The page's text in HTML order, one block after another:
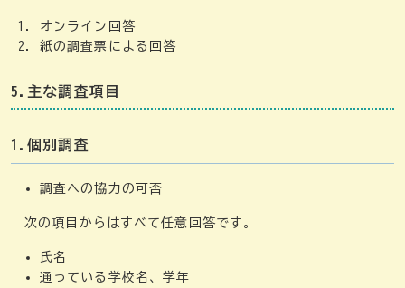
オンライン回答
紙の調査票による回答
5.主な調査項目
1.個別調査
調査への協力の可否
次の項目からはすべて任意回答です。
氏名
通っている学校名、学年